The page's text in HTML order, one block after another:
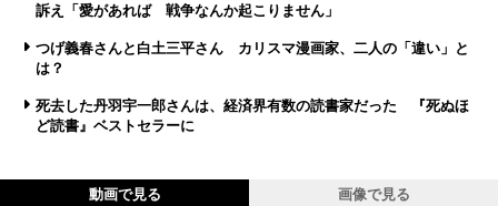
訴え「愛があれば 戦争なんか起こりません」
つげ義春さんと白土三平さん カリスマ漫画家、二人の「違い」と
は？
死去した丹羽宇一郎さんは、経済界有数の読書家だった 『死ぬほ
ど読書』ベストセラーに
動画で見る 画像で見る